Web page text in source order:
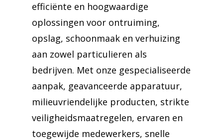
efficiënte en hoogwaardige
oplossingen voor ontruiming,
opslag, schoonmaak en verhuizing
aan zowel particulieren als
bedrijven. Met onze gespecialiseerde
aanpak, geavanceerde apparatuur,
milieuvriendelijke producten, strikte
veiligheidsmaatregelen, ervaren en
toegewijde medewerkers, snelle